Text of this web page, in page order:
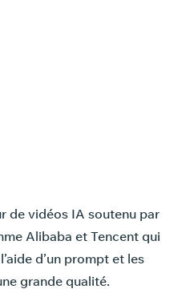
de vidéos IA soutenu par
Alibaba et Tencent qui
d’un prompt et les
grande qualité.